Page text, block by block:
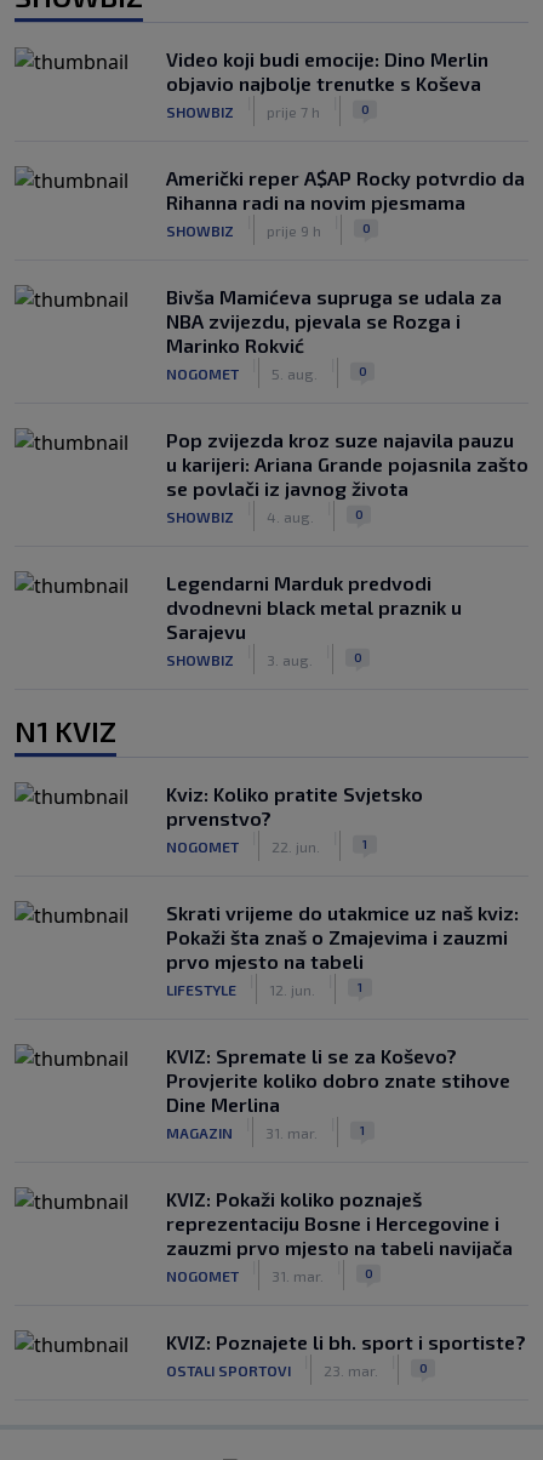
Video koji budi emocije: Dino Merlin
objavio najbolje trenutke s Koševa
SHOWBIZ prije 7 h 0
Američki reper A$AP Rocky potvrdio da
Rihanna radi na novim pjesmama
SHOWBIZ prije 9 h 0
Bivša Mamićeva supruga se udala za
NBA zvijezdu, pjevala se Rozga i
Marinko Rokvić
NOGOMET 5. aug. 0
Pop zvijezda kroz suze najavila pauzu
u karijeri: Ariana Grande pojasnila zašto
se povlači iz javnog života
SHOWBIZ 4. aug. 0
Legendarni Marduk predvodi
dvodnevni black metal praznik u
Sarajevu
SHOWBIZ 3. aug. 0
N1 KVIZ
Kviz: Koliko pratite Svjetsko
prvenstvo?
NOGOMET 22. jun. 1
Skrati vrijeme do utakmice uz naš kviz:
Pokaži šta znaš o Zmajevima i zauzmi
prvo mjesto na tabeli
LIFESTYLE 12. jun. 1
KVIZ: Spremate li se za Koševo?
Provjerite koliko dobro znate stihove
Dine Merlina
MAGAZIN 31. mar. 1
KVIZ: Pokaži koliko poznaješ
reprezentaciju Bosne i Hercegovine i
zauzmi prvo mjesto na tabeli navijača
NOGOMET 31. mar. 0
KVIZ: Poznajete li bh. sport i sportiste?
OSTALI SPORTOVI 23. mar. 0